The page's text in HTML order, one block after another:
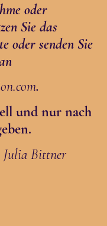
oder
Sie das
oder senden Sie
.
und nur nach
Julia Bittner